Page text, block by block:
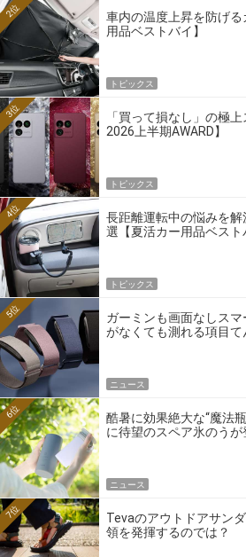
車内の温度上昇を防げ
用品ベストバイ】
2位
トピックス
「買って損なし」の極
2026上半期AWARD】
3位
トピックス
長距離運転中の悩みを
選【夏活カー用品ベスト
4位
トピックス
ガーミンも画面なしス
がなくても測れる項目て
5位
ニュース
酷暑に効果絶大な“魔法
に待望のスペア氷のうが
6位
ニュース
Tevaのアウトドアサン
領を発揮するのでは？
7位